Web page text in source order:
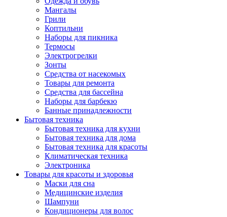
Мангалы
Грили
Коптильни
Наборы для пикника
Термосы
Электрогрелки
Зонты
Средства от насекомых
Товары для ремонта
Средства для бассейна
Наборы для барбекю
Банные принадлежности
Бытовая техника
Бытовая техника для кухни
Бытовая техника для дома
Бытовая техника для красоты
Климатическая техника
Электроника
Товары для красоты и здоровья
Маски для сна
Медицинские изделия
Шампуни
Кондиционеры для волос